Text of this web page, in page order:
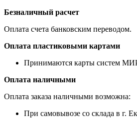
Безналичный расчет
Оплата счета банковским переводом.
Оплата пластиковыми картами
Принимаются карты систем
Оплата наличными
Оплата заказа наличными возможна:
При самовывозе со склада в г.